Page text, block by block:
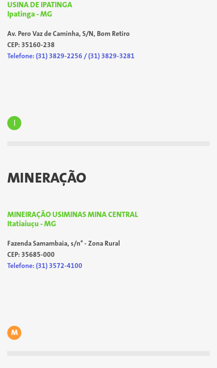
USINA DE IPATINGA
Ipatinga - MG
Av. Pero Vaz de Caminha, S/N, Bom Retiro
CEP: 35160-238
Telefone: (31) 3829-2256 / (31) 3829-3281
MINERAÇÃO
MINEIRAÇÃO USIMINAS MINA CENTRAL
Itatiaiuçu - MG
Fazenda Samambaia, s/n° - Zona Rural
CEP: 35685-000
Telefone: (31) 3572-4100
M